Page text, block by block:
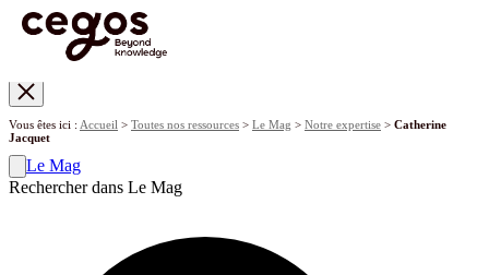
Vous êtes ici : Accueil > Toutes nos ressources > Le Mag > Notre expertise > Catherine
Jacquet
Le Mag
Rechercher dans Le Mag